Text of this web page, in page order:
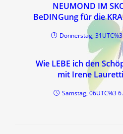
NEUMOND IM
BeDINGung für die
Donnerstag,
Wie LEBE ich den
mit Irene
Samstag, 06UTC%3